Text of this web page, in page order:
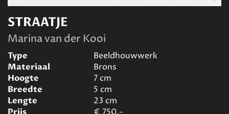
STRAATJE
Marina van der Kooi
Type
Beeldhouwwerk
Materiaal
Brons
Hoogte
7cm
Breedte
5 cm
Lengte
23 cm